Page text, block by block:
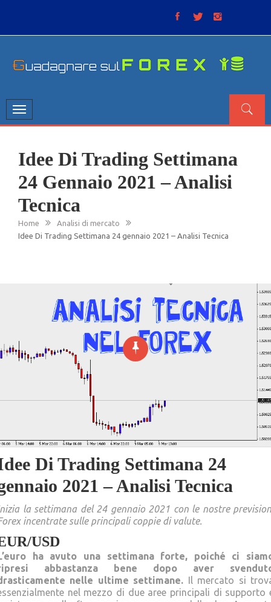
Toggle
navigation
Idee Di Trading Settimana
24 Gennaio 2021 – Analisi
Tecnica
Home
Analisi di mercato
Idee Di Trading Settimana 24 gennaio 2021 – Analisi Tecnica
Di Trading Settimana 24
2021 – Analisi Tecnica
la settimana del 24 gennaio 2021 con le nostre
incentrate sulle principali coppie di valute.
USD
ha avuto una settimana forte, poiché ci
abbastanza bene dopo aver
nelle ultime settimane. Il mercato si
nel mezzo di due aree principali di supporto